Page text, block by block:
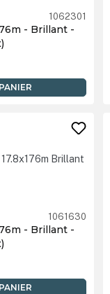
1062301
- Brillant -
1061630
- Brillant -